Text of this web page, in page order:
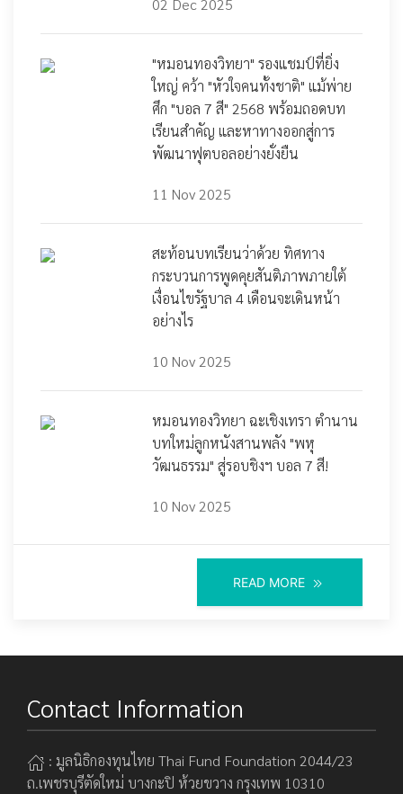
"หมอนทองวิทยา" รองแชมป์ที่ยิ่ง
ใหญ่ คว้า "หัวใจคนทั้งชาติ" แม้พ่าย
ศึก "บอล 7 สี" 2568 พร้อมถอดบท
เรียนสำคัญ และหาทางออกสู่การ
พัฒนาฟุตบอลอย่างยั่งยืน
11 Nov 2025
สะท้อนบทเรียนว่าด้วย ทิศทาง
กระบวนการพูดคุยสันติภาพภายใต้
เงื่อนไขรัฐบาล 4 เดือนจะเดินหน้า
อย่างไร​
10 Nov 2025
หมอนทองวิทยา ฉะเชิงเทรา ตำนาน
บทใหม่ลูกหนังสานพลัง "พหุ
วัฒนธรรม" สู่รอบชิงฯ บอล 7 สี!
10 Nov 2025
READ MORE
Contact Information
: มูลนิธิกองทุนไทย Thai Fund Foundation 2044/23
ถ.เพชรบุรีตัดใหม่ บางกะปิ ห้วยขวาง กรุงเทพ 10310